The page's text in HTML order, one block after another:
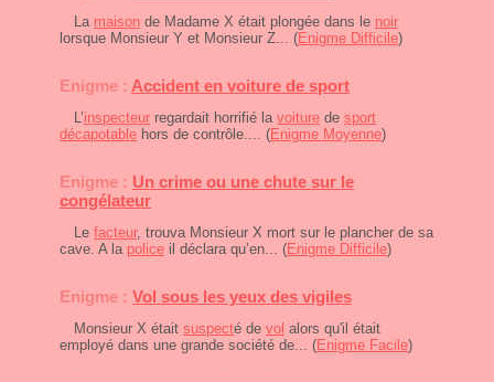
La maison de Madame X était plongée dans le noir
lorsque Monsieur Y et Monsieur Z... (Enigme Difficile)
Enigme : Accident en voiture de sport
L’inspecteur regardait horrifié la voiture de sport
décapotable hors de contrôle.... (Enigme Moyenne)
Enigme : Un crime ou une chute sur le
congélateur
Le facteur, trouva Monsieur X mort sur le plancher de sa
cave. A la police il déclara qu’en... (Enigme Difficile)
Enigme : Vol sous les yeux des vigiles
Monsieur X était suspecté de vol alors qu'il était
employé dans une grande société de... (Enigme Facile)